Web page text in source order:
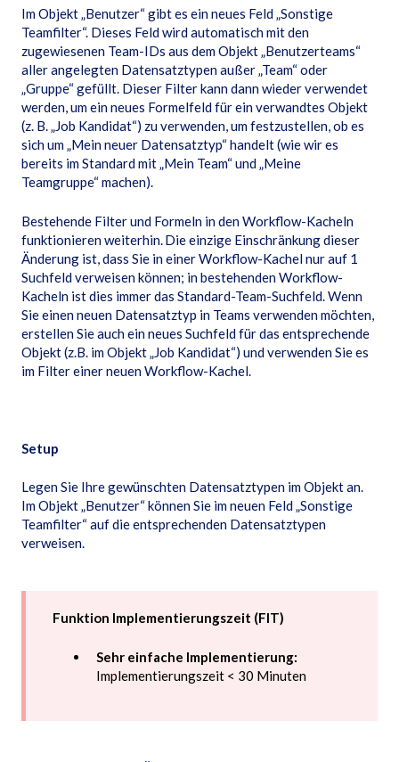
Im Objekt „Benutzer“ gibt es ein neues Feld „Sonstige
Teamfilter“. Dieses Feld wird automatisch mit den
zugewiesenen Team-IDs aus dem Objekt „Benutzerteams“
aller angelegten Datensatztypen außer „Team“ oder
„Gruppe“ gefüllt. Dieser Filter kann dann wieder verwendet
werden, um ein neues Formelfeld für ein verwandtes Objekt
(z. B. „Job Kandidat“) zu verwenden, um festzustellen, ob es
sich um „Mein neuer Datensatztyp“ handelt (wie wir es
bereits im Standard mit „Mein Team“ und „Meine
Teamgruppe“ machen).
Bestehende Filter und Formeln in den Workflow-Kacheln
funktionieren weiterhin. Die einzige Einschränkung dieser
Änderung ist, dass Sie in einer Workflow-Kachel nur auf 1
Suchfeld verweisen können; in bestehenden Workflow-
Kacheln ist dies immer das Standard-Team-Suchfeld. Wenn
Sie einen neuen Datensatztyp in Teams verwenden möchten,
erstellen Sie auch ein neues Suchfeld für das entsprechende
Objekt (z.B. im Objekt „Job Kandidat“) und verwenden Sie es
im Filter einer neuen Workflow-Kachel.
Setup
Legen Sie Ihre gewünschten Datensatztypen im Objekt an.
Im Objekt „Benutzer“ können Sie im neuen Feld „Sonstige
Teamfilter“ auf die entsprechenden Datensatztypen
verweisen.
Funktion Implementierungszeit (FIT)
Sehr einfache Implementierung:
Implementierungszeit < 30 Minuten